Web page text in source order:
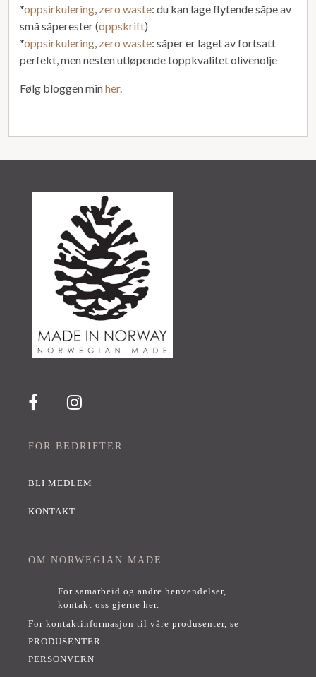
*oppsirkulering, zero waste: du kan lage flytende såpe av
små såperester (oppskrift)
*oppsirkulering, zero waste: såper er laget av fortsatt
perfekt, men nesten utløpende toppkvalitet olivenolje
Følg bloggen minher.
FOR BEDRIFTER
BLI MEDLEM
KONTAKT
OM NORWEGIAN MADE
For samarbeid og andre henvendelser,
kontakt oss gjerne her.
For kontaktinformasjon til våre produsenter, se
PRODUSENTER
PERSONVERN